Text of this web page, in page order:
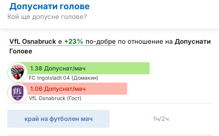
Допуснати голове
Кой ще допусне голове?
VfL Osnabruck е +23% по-добре по отношение на Допуснати
Голове
1.38 Допуснат/мач
FC Ingolstadt 04 (Домакин)
1.06 Допуснат/мач
VfL Osnabruck (Гост)
край на футболен мач 1ч/2ч